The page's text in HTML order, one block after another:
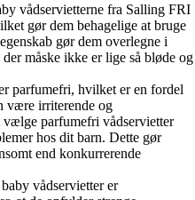
vådservietterne fra Salling FRI
gør dem behagelige at bruge
gør dem overlegne i
måske ikke er lige så bløde og
parfumefri, hvilket er en fordel
være irriterende og
vælge parfumefri vådservietter
hos dit barn. Dette gør
end konkurrerende
vådservietter er